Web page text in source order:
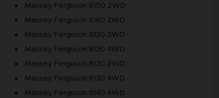
Massey Ferguson 6150 2WD
Massey Ferguson 6160 2WD
Massey Ferguson 8120 2WD
Massey Ferguson 8120 4WD
Massey Ferguson 8130 2WD
Massey Ferguson 8130 4WD
Massey Ferguson 8140 4WD